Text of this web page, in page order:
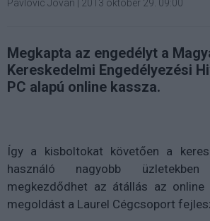
Pavlovic Jovan 2013 október 29. 09:00
Megkapta az engedélyt a
Kereskedelmi Engedélyezési
PC alapú online kassza.
Így a kisboltokat követően a
használó nagyobb
megkezdődhet az átállás az online
megoldást a Laurel Cégcsoport